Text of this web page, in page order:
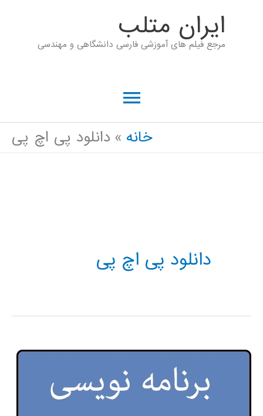
ايران متلب
مرجع فیلم های آموزشی فارسی دانشگاهی و مهندسی
فهرست
اصلی
خانه دانلود پی اچ پی
دانلود پی اچ پی